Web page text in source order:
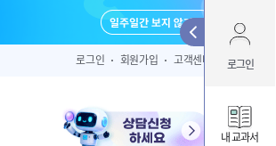
로그인 회원가입 고객센터 로그인
내 교과서
아이디